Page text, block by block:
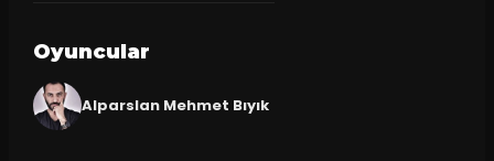
Oyuncular
Alparslan Mehmet Bıyık